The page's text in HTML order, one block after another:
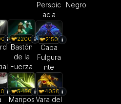
Perspic
acia
Negro
2200
Bastón
de la
Fuerza
2150
Capa
Fulgura
nte
5450
Maripos
4050
Vara del